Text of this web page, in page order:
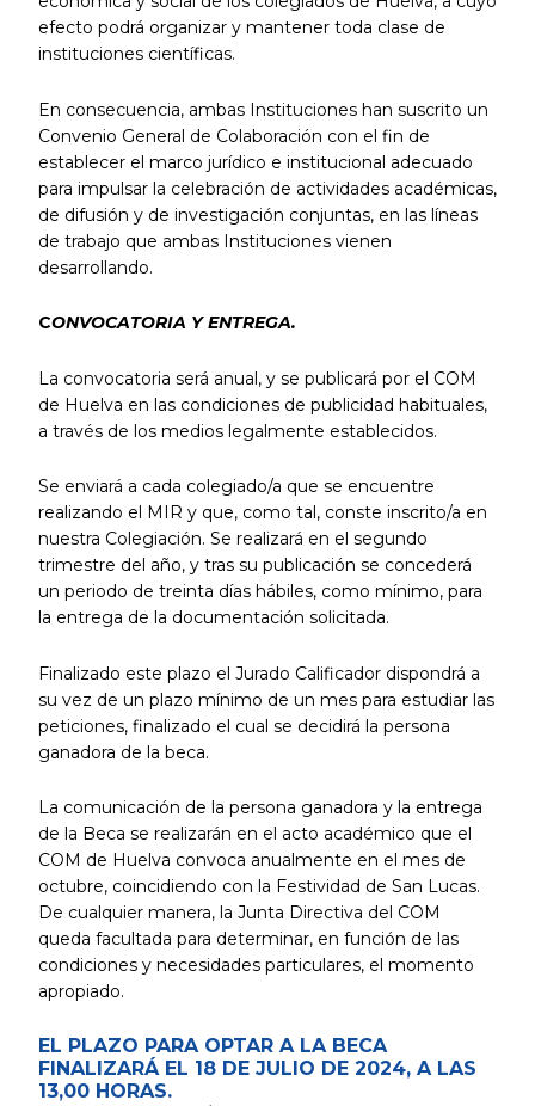
efecto podrá organizar y mantener toda clase de
instituciones científicas.
En consecuencia, ambas Instituciones han suscrito un
Convenio General de Colaboración con el fin de
establecer el marco jurídico e institucional adecuado
para impulsar la celebración de actividades académicas,
de difusión y de investigación conjuntas, en las líneas
de trabajo que ambas Instituciones vienen
desarrollando.
CONVOCATORIA Y ENTREGA.
La convocatoria será anual, y se publicará por el COM
de Huelva en las condiciones de publicidad habituales,
a través de los medios legalmente establecidos.
Se enviará a cada colegiado/a que se encuentre
realizando el MIR y que, como tal, conste inscrito/a en
nuestra Colegiación. Se realizará en el segundo
trimestre del año, y tras su publicación se concederá
un periodo de treinta días hábiles, como mínimo, para
la entrega de la documentación solicitada.
Finalizado este plazo el Jurado Calificador dispondrá a
su vez de un plazo mínimo de un mes para estudiar las
peticiones, finalizado el cual se decidirá la persona
ganadora de la beca.
La comunicación de la persona ganadora y la entrega
de la Beca se realizarán en el acto académico que el
COM de Huelva convoca anualmente en el mes de
octubre, coincidiendo con la Festividad de San Lucas.
De cualquier manera, la Junta Directiva del COM
queda facultada para determinar, en función de las
condiciones y necesidades particulares, el momento
apropiado.
EL PLAZO PARA OPTAR A LA BECA
FINALIZARÁ EL 18 DE JULIO DE 2024, A LAS
13,00 HORAS.